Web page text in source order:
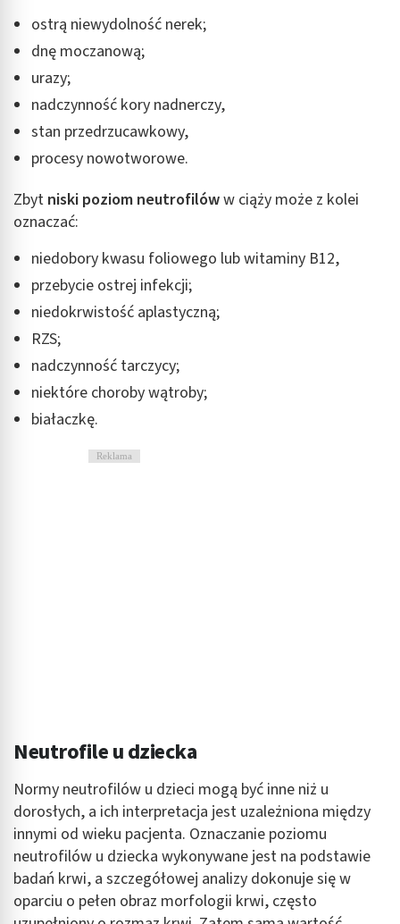
ostrą niewydolność nerek;
dnę moczanową;
urazy;
nadczynność kory nadnerczy,
stan przedrzucawkowy,
procesy nowotworowe.
Zbyt niski poziom neutrofilóww ciąży może z kolei
oznaczać:
niedobory kwasu foliowego lub witaminy B12,
przebycie ostrej infekcji;
niedokrwistość aplastyczną;
RZS;
nadczynność tarczycy;
niektóre choroby wątroby;
białaczkę.
Reklama
Neutrofile u dziecka
Normy neutrofilów u dzieci mogą być inne niż u
dorosłych, a ich interpretacja jest uzależniona między
innymi od wieku pacjenta. Oznaczanie poziomu
neutrofilów u dziecka wykonywane jest na podstawie
badań krwi, a szczegółowej analizy dokonuje się w
oparciu o pełen obraz morfologii krwi, często